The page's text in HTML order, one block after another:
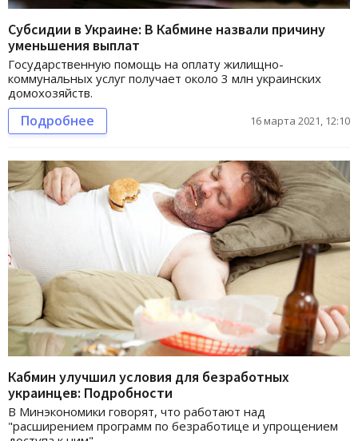
Субсидии в Украине: В Кабмине назвали причину
уменьшения выплат
Государственную помощь на оплату жилищно-
коммунальных услуг получает около 3 млн украинских
домохозяйств.
Подробнее 16 марта 2021, 12:10
Кабмин улучшил условия для безработных
украинцев: Подробности
В Минэкономики говорят, что работают над
"расширением программ по безработице и упрощением